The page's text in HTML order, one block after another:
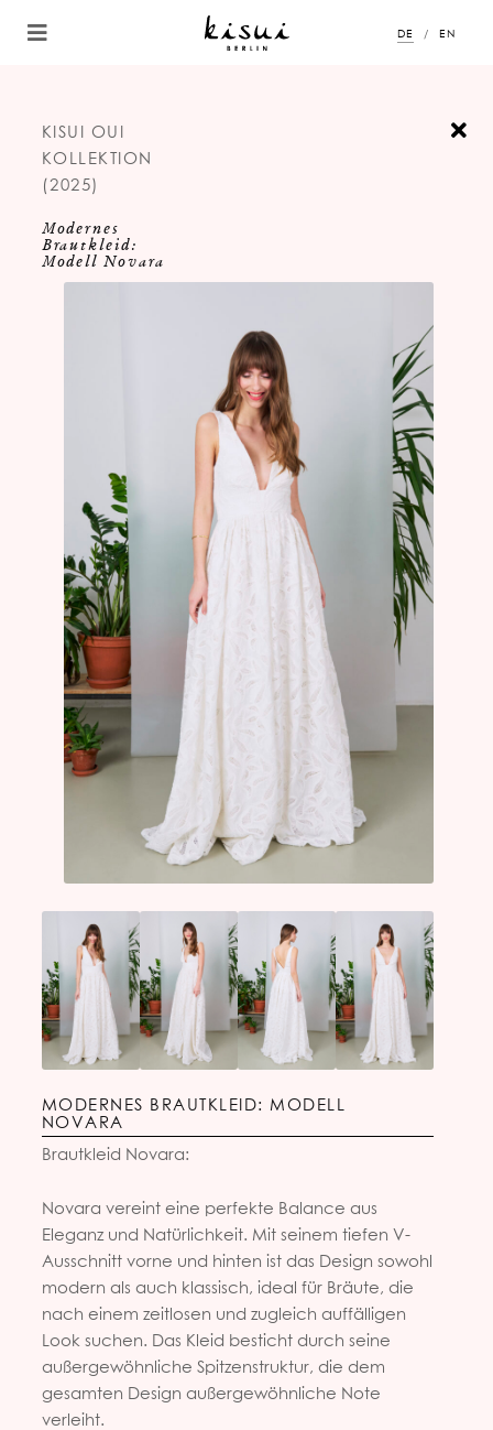
DE EN
KISUI OUI
KOLLEKTION
(2025)
Modernes
Brautkleid:
Modell Novara
MODERNES BRAUTKLEID: MODELL
NOVARA
Brautkleid Novara:
Novara vereint eine perfekte Balance aus
Eleganz und Natürlichkeit. Mit seinem tiefen V-
Ausschnitt vorne und hinten ist das Design sowohl
modern als auch klassisch, ideal für Bräute, die
nach einem zeitlosen und zugleich auffälligen
Look suchen. Das Kleid besticht durch seine
außergewöhnliche Spitzenstruktur, die dem
gesamten Design außergewöhnliche Note
verleiht.